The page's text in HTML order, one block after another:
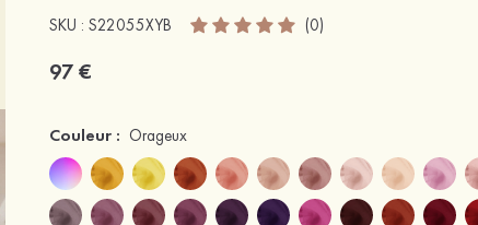
SKU : S22055XYB (0)
97 €
Couleur : Orageux